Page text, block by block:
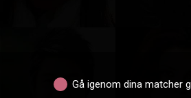
Gå igenom dina matcher